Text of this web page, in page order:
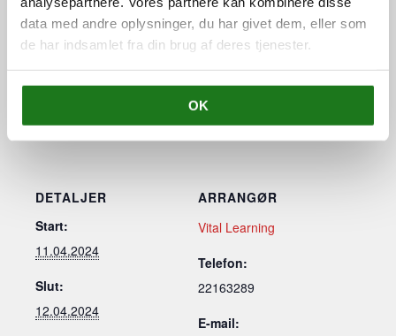
data med andre oplysninger, du har givet dem, eller som
de har indsamlet fra din brug af deres tjenester.
OK
er for få, vil Vital Learning meddele herom og
finde en anden dato til din/jeres deltagelse.
DETALJER
Start:
11.04.2024
Slut:
12.04.2024
ARRANGØR
Vital Learning
Telefon:
22163289
E-mail: